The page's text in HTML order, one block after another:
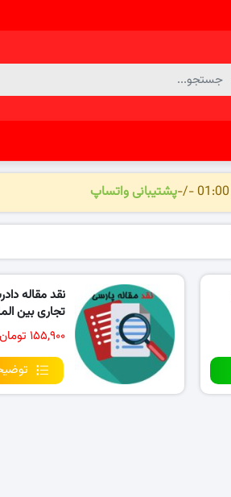
پشتیبانی واتساپ
نقد مقاله
تجاری بین
۱۵۵,۹۰۰ تومان